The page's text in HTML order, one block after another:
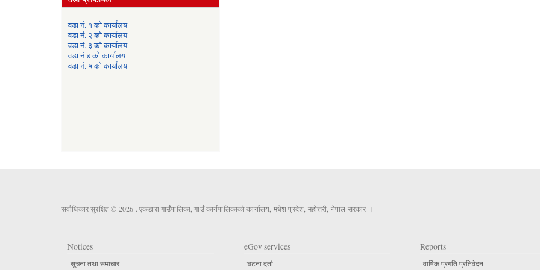
वडा नं. १ को कार्यालय
वडा नं. २ को कार्यालय
वडा नं. ३ को कार्यालय
वडा नं ४ को कार्यालय
वडा नं. ५ को कार्यालय
सर्वाधिकार सुरक्षित © 2026 . एकडारा गाउँपालिका, गाउँ कार्यपालिकाको कार्यालय, मधेश प्रदेश, महोत्तरी, नेपाल सरकार ।
Notices
सूचना तथा समाचार
eGov services
घटना दर्ता
Reports
वार्षिक प्रगति प्रतिवेदन